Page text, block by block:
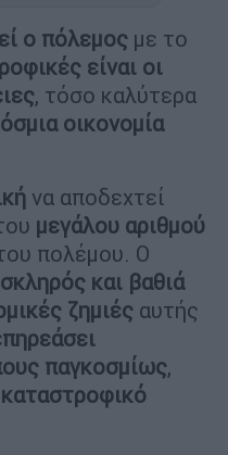
ο πόλεμος με το
είναι οι
, τόσο καλύτερα
οικονομία
να αποδεχτεί
μεγάλου αριθμού
πολέμου. Ο
και βαθιά
ζημιές αυτής
παγκοσμίως,
καταστροφικό